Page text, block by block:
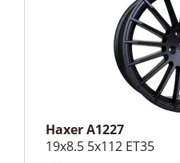
Haxer A1227
19x8.5 5x112 ET35